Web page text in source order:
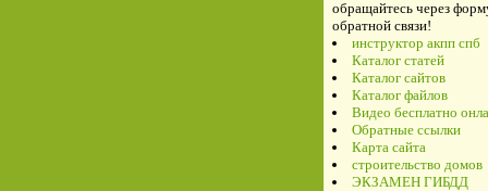
обращайтесь через
обратной связи!
инструктор акпп спб
Каталог статей
Каталог сайтов
Каталог файлов
Видео бесплатно
Обратные ссылки
Карта сайта
строительство домов
ЭКЗАМЕН ГИБДД